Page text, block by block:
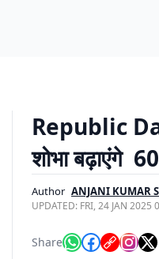
Republic
शोभा बढ़ाएंगे
Author ANJANI KUMAR
UPDATED: FRI, 24 JAN 2025
Share